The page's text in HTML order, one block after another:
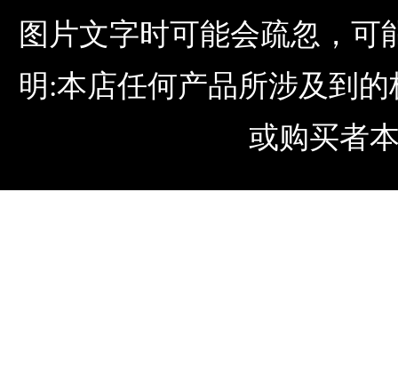
图片文字时可能会疏忽，
明:本店任何产品所涉及到
或购买者